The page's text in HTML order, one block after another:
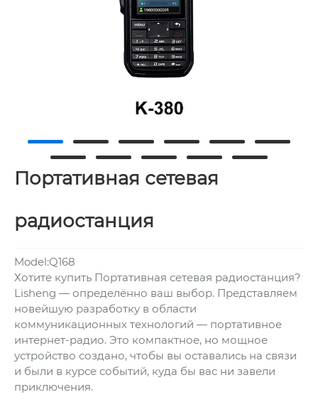
Портативная сетевая
радиостанция
Model:Q168
Хотите купить Портативная сетевая радиостанция?
Lisheng — определённо ваш выбор. Представляем
новейшую разработку в области
коммуникационных технологий — портативное
интернет-радио. Это компактное, но мощное
устройство создано, чтобы вы оставались на связи
и были в курсе событий, куда бы вас ни завели
приключения.